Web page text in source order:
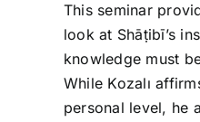
This seminar
look at Shāṭibī’s
knowledge must
While Kozalı
personal level, he